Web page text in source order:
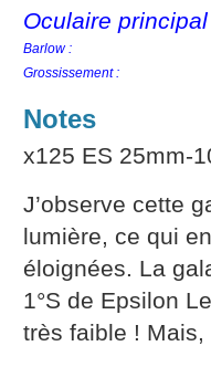
Oculaire
Barlow :
Grossissement :
Notes
x125 ES 25mm-
J’observe cette
lumière, ce qui
éloignées. La
1°S de Epsilon
très faible !